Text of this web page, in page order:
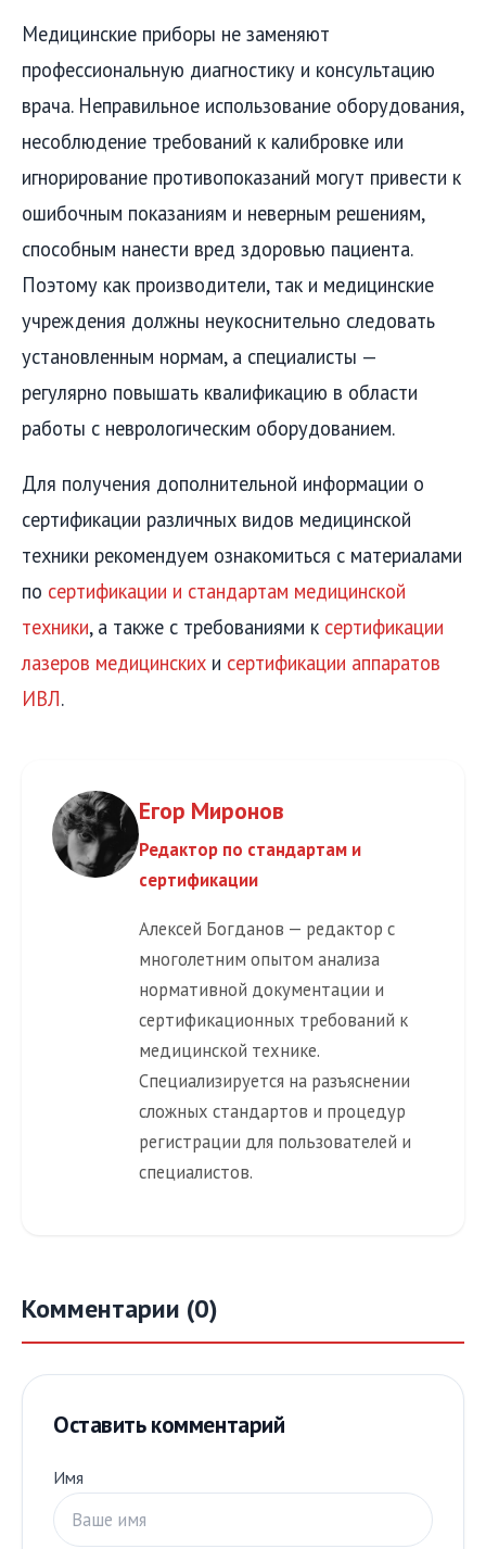
Медицинские приборы не заменяют
профессиональную диагностику и консультацию
врача. Неправильное использование оборудования,
несоблюдение требований к калибровке или
игнорирование противопоказаний могут привести к
ошибочным показаниям и неверным решениям,
способным нанести вред здоровью пациента.
Поэтому как производители, так и медицинские
учреждения должны неукоснительно следовать
установленным нормам, а специалисты —
регулярно повышать квалификацию в области
работы с неврологическим оборудованием.
Для получения дополнительной информации о
сертификации различных видов медицинской
техники рекомендуем ознакомиться с материалами
по сертификации и стандартам медицинской
техники, а также с требованиями к сертификации
лазеров медицинских и сертификации аппаратов
ИВЛ.
Егор Миронов
Редактор по стандартам и
сертификации
Алексей Богданов — редактор с
многолетним опытом анализа
нормативной документации и
сертификационных требований к
медицинской технике.
Специализируется на разъяснении
сложных стандартов и процедур
регистрации для пользователей и
специалистов.
Комментарии (0)
Оставить комментарий
Имя